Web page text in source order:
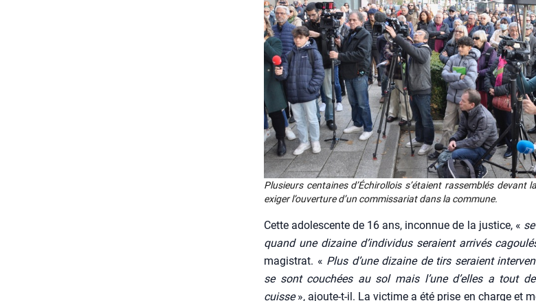
Plu­sieurs cen­taines d’É­chi­rol­lois s’é­taient ras­sem­blés devant
exi­ger l’ou­ver­ture d’un com­mis­sa­riat dans la com­mune.
Cette ado­les­cente de 16 ans, incon­nue de la jus­tice, «
quand une dizaine d’individus seraient arri­vés
magis­trat. « Plus d’une dizaine de tirs seraient
se sont cou­chées au sol mais l’une d’elles a tout
cuisse», ajoute-t-il. La vic­time a été prise en charge et